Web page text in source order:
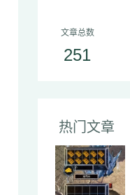
文章总数
251
热门文章